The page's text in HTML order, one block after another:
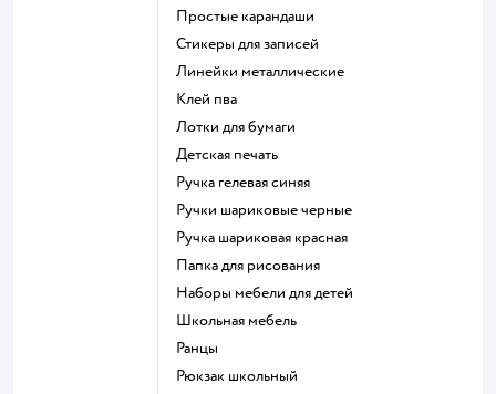
Простые карандаши
Стикеры для записей
Линейки металлические
Клей пва
Лотки для бумаги
Детская печать
Ручка гелевая синяя
Ручки шариковые черные
Ручка шариковая красная
Папка для рисования
Наборы мебели для детей
Школьная мебель
Ранцы
Рюкзак школьный